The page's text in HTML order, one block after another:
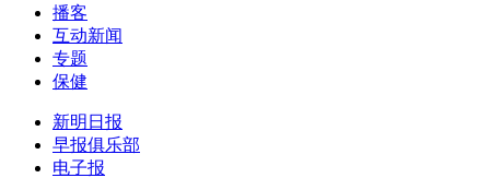
播客
互动新闻
专题
保健
新明日报
早报俱乐部
电子报